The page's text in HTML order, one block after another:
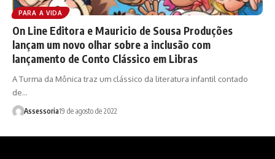
PARA A VIDA
On Line Editora e Mauricio de Sousa Produções
lançam um novo olhar sobre a inclusão com
lançamento de Conto Clássico em Libras
A Turma da Mônica traz um clássico da literatura infantil contado
de…
Assessoria19 de agosto de 2022